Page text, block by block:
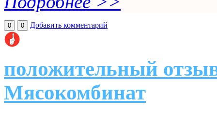
0 0 Добавить комментарий
положительный
Мясокомбинат